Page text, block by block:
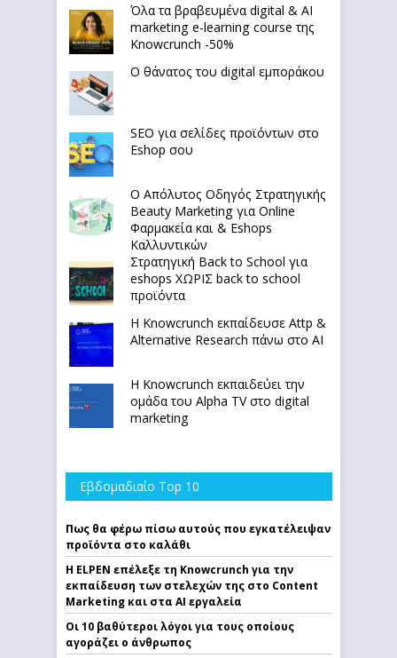
Όλα τα βραβευμένα digital & AI
marketing e-learning course της
Knowcrunch -50%
Ο θάνατος του digital εμποράκου
SEO για σελίδες προϊόντων στο
Eshop σου
Ο Απόλυτoς Οδηγός Στρατηγικής
Beauty Marketing για Online
Φαρμακεία και & Eshops
Καλλυντικών
Στρατηγική Back to School για
eshops ΧΩΡΙΣ back to school
προϊόντα
Η Knowcrunch εκπαίδευσε Attp &
Alternative Research πάνω στο ΑΙ
Η Knowcrunch εκπαιδεύει την
ομάδα του Alpha TV στο digital
marketing
Εβδομαδιαίο Top 10
Πως θα φέρω πίσω αυτούς που εγκατέλειψαν
προϊόντα στο καλάθι
Η ELPEN επέλεξε τη Knowcrunch για την
εκπαίδευση των στελεχών της στο Content
Marketing και στα AI εργαλεία
Οι 10 βαθύτεροι λόγοι για τους οποίους
αγοράζει ο άνθρωπος